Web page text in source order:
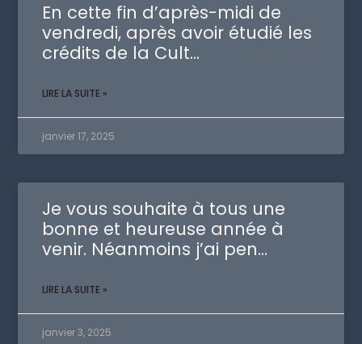
En cette fin d’après-midi de
vendredi, après avoir étudié les
crédits de la Cult…
LIRE LA SUITE »
janvier 17, 2025
Je vous souhaite à tous une
bonne et heureuse année à
venir. Néanmoins j’ai pen…
LIRE LA SUITE »
janvier 3, 2025